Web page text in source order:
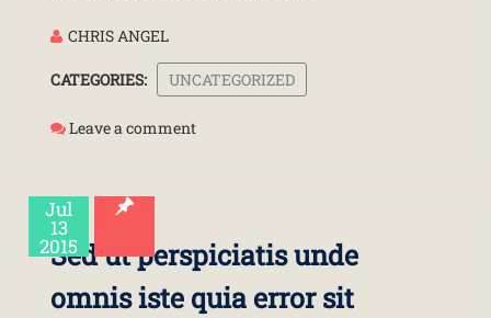
CHRIS ANGEL
CATEGORIES: UNCATEGORIZED
Leave a comment
Jul
13
2015
Sed ut perspiciatis unde
omnis iste quia error sit